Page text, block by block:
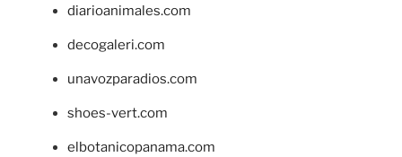
diarioanimales.com
decogaleri.com
unavozparadios.com
shoes-vert.com
elbotanicopanama.com